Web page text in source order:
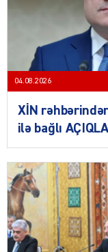
04.08.2026
XİN
ilə bağlı